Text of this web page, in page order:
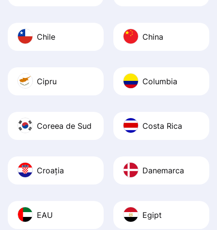
Chile China
Cipru Columbia
Coreea de Sud Costa Rica
Croația Danemarca
EAU Egipt